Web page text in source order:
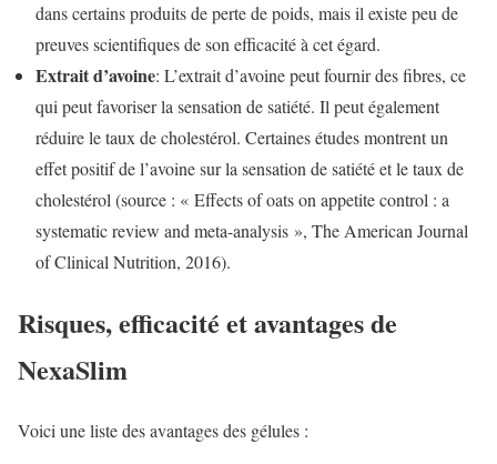
dans certains produits de perte de poids, mais il existe peu de
preuves scientifiques de son efficacité à cet égard.
Extrait d’avoine: L’extrait d’avoine peut fournir des fibres, ce
qui peut favoriser la sensation de satiété. Il peut également
réduire le taux de cholestérol. Certaines études montrent un
effet positif de l’avoine sur la sensation de satiété et le taux de
cholestérol (source : « Effects of oats on appetite control : a
systematic review and meta-analysis », The American Journal
of Clinical Nutrition, 2016).
Risques, efficacité et avantages de
NexaSlim
Voici une liste des avantages des gélules :